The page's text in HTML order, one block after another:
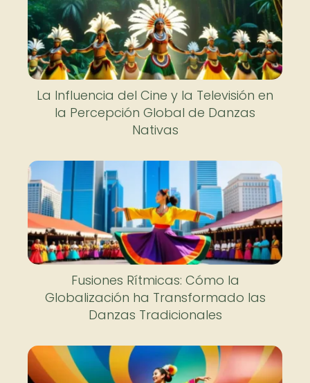
La Influencia del Cine y la Televisión en
la Percepción Global de Danzas
Nativas
Fusiones Rítmicas: Cómo la
Globalización ha Transformado las
Danzas Tradicionales